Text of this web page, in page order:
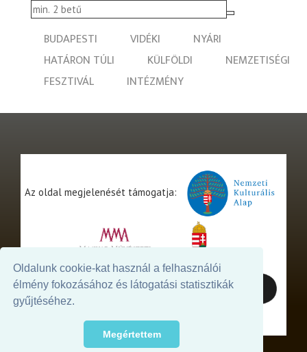
Oldalunk cookie-kat használ a felhasználói
élmény fokozásához és látogatási statisztikák
gyűjtéséhez.
Megértettem
BUDAPESTI VIDÉKI
NYÁRI
HATÁRON TÚLI
KÜLFÖLDI
NEMZETISÉGI
FESZTIVÁL
INTÉZMÉNY
Az oldal megjelenését támogatja: